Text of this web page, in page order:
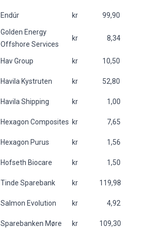
Endúr kr 99,90
Golden Energy
Offshore Services
kr 8,34
Hav Group kr 10,50
Havila Kystruten kr 52,80
Havila Shipping kr 1,00
Hexagon Composites kr 7,65
Hexagon Purus kr 1,56
Hofseth Biocare kr 1,50
Tinde Sparebank kr 119,98
Salmon Evolution kr 4,92
Sparebanken Møre kr 109,30